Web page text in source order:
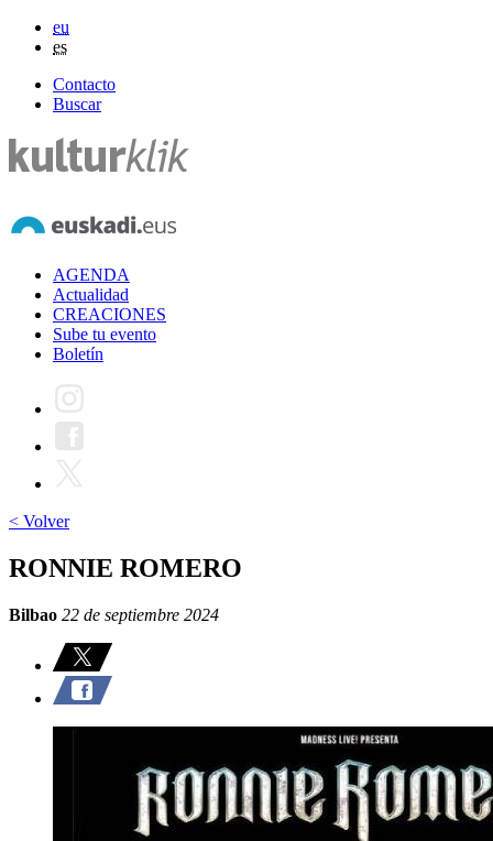
eu
es
Contacto
Buscar
AGENDA
Actualidad
CREACIONES
Sube tu evento
Boletín
< Volver
RONNIE ROMERO
Bilbao 22 de septiembre 2024